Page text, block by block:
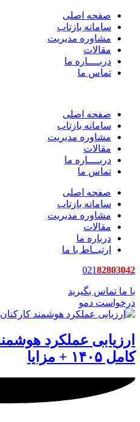
صفحه اصلی
سامانه بازتاب
مشاوره مدیریت
مقالات
دربــــاره ما
تماس ما
صفحه اصلی
سامانه بازتاب
مشاوره مدیریت
مقالات
دربــــاره ما
تماس ما
صفحه اصلی
سامانه بازتاب
مشاوره مدیریت
مقالات
درباره ما
ارتبــاط با ما
02182803042
با ما تماس بگیرید
درخواست دمو
ارزیابی عملکرد
کامل ۱۴۰۵ + مزایا